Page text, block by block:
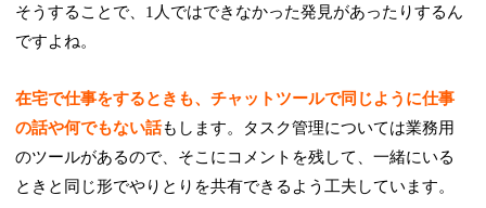
そうすることで、1人ではできなかった発見があったりするん
ですよね。
在宅で仕事をするときも、チャットツールで同じように仕事
の話や何でもない話もします。タスク管理については業務用
のツールがあるので、そこにコメントを残して、一緒にいる
ときと同じ形でやりとりを共有できるよう工夫しています。